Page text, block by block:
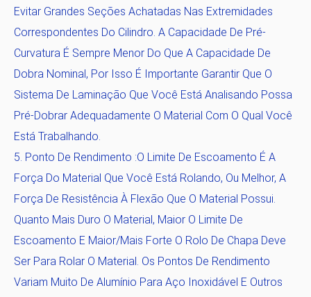
Evitar Grandes Seções Achatadas Nas Extremidades
Correspondentes Do Cilindro. A Capacidade De Pré-
Curvatura É Sempre Menor Do Que A Capacidade De
Dobra Nominal, Por Isso É Importante Garantir Que O
Sistema De Laminação Que Você Está Analisando Possa
Pré-Dobrar Adequadamente O Material Com O Qual Você
Está Trabalhando.
Ponto De Rendimento :O Limite De Escoamento É A
Força Do Material Que Você Está Rolando, Ou Melhor, A
Força De Resistência À Flexão Que O Material Possui.
Quanto Mais Duro O Material, Maior O Limite De
Escoamento E Maior/mais Forte O Rolo De Chapa Deve
Ser Para Rolar O Material. Os Pontos De Rendimento
Variam Muito De Alumínio Para Aço Inoxidável E Outros